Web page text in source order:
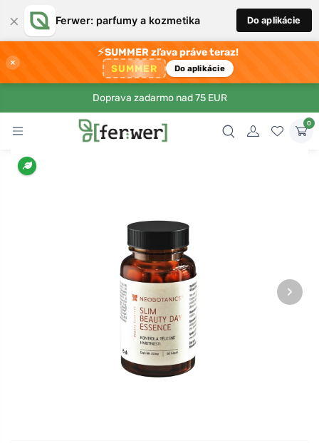
× Ferwer: parfumy a kozmetika Do aplikácie
×
⚡SUMMER zľava práve teraz!
SUMMER Do aplikácie
Doprava zadarmo nad 75 EUR
0
›